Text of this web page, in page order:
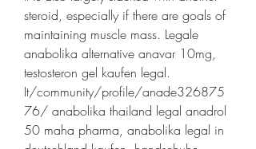
steroid, especially if there are goals of
maintaining muscle mass. Legale
anabolika alternative anavar 10mg,
testosteron gel kaufen legal.
It/community/profile/anade326875
76/ anabolika thailand legal anadrol
50 maha pharma, anabolika legal in